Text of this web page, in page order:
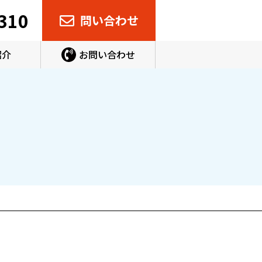
問い合わせ
お問い合わせ